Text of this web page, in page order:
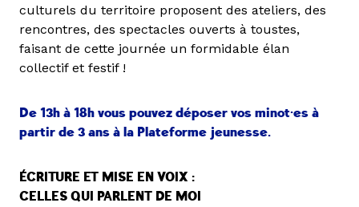
culturels du territoire proposent des ateliers, des
rencontres, des spectacles ouverts à toustes,
faisant de cette journée un formidable élan
collectif et festif !
De 13h à 18h vous pouvez déposer vos minot·es à
partir de 3 ans à la Plateforme jeunesse.
ÉCRITURE ET MISE EN VOIX :
CELLES QUI PARLENT DE MOI